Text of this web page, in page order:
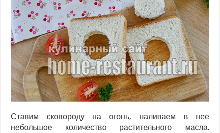
Ставим сковороду на огонь, наливаем в нее
небольшое количество растительного масла.